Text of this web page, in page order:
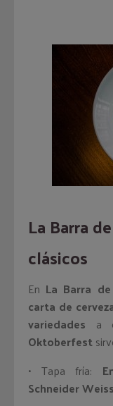
La Barra
clásicos
En La Barra
carta de
variedades a
Oktoberfest
• Tapa fría:
Schneider